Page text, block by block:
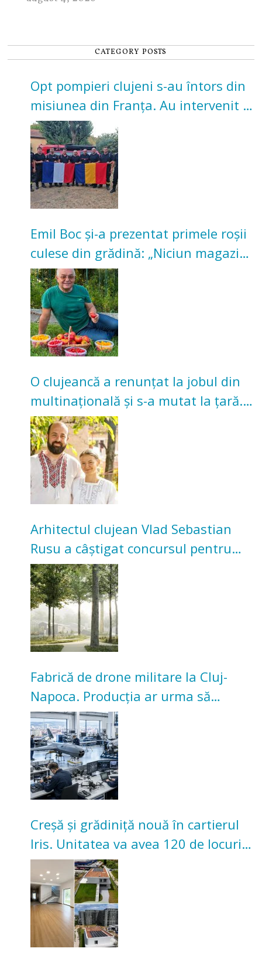
CATEGORY POSTS
Opt pompieri clujeni s-au întors din
misiunea din Franța. Au intervenit la
incendii de vegetație și pădure
Emil Boc și-a prezentat primele roșii
culese din grădină: „Niciun magazin
nu poate oferi această satisfacție”
O clujeancă a renunțat la jobul din
multinațională și s-a mutat la țară.
Acum cultivă legume în grădina
bunicilor
Arhitectul clujean Vlad Sebastian
Rusu a câștigat concursul pentru
transformarea Grădinii Casei
Universitarilor
Fabrică de drone militare la Cluj-
Napoca. Producția ar urma să
înceapă în toamna acestui an
Creșă și grădiniță nouă în cartierul
Iris. Unitatea va avea 120 de locuri
pentru copii